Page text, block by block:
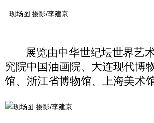
现场图 摄影/李建京
展览由中华世纪坛世界艺术
究院中国油画院、大连现代博
馆、浙江省博物馆、上海美术